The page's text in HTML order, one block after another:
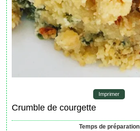
Imprimer
Crumble de courgette
Temps de préparation